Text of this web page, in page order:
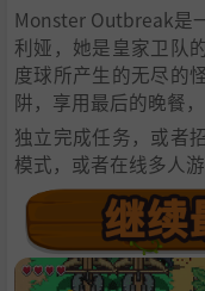
Monster Outbreak是
利娅，她是皇家卫队
度球所产生的无尽的
阱，享用最后的晚餐，
独立完成任务，或者
模式，或者在线多人游